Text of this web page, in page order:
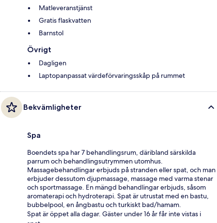
Matleveranstjänst
Gratis flaskvatten
Barnstol
Övrigt
Dagligen
Laptopanpassat värdeförvaringsskåp på rummet
Bekvämligheter
Spa
Boendets spa har 7 behandlingsrum, däribland särskilda
parrum och behandlingsutrymmen utomhus.
Massagebehandlingar erbjuds på stranden eller spat, och man
erbjuder dessutom djupmassage, massage med varma stenar
och sportmassage. En mängd behandlingar erbjuds, såsom
aromaterapi och hydroterapi. Spat är utrustat med en bastu,
bubbelpool, en ångbastu och turkiskt bad/hamam.
Spat är öppet alla dagar. Gäster under 16 år får inte vistas i